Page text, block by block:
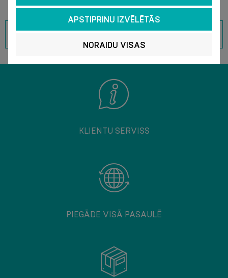
SKATĪT VAIRĀK
KLIENTU SERVISS
PIEGĀDE VISĀ PASAULĒ
APSTIPRINU IZVĒLĒTĀS
NORAIDU VISAS